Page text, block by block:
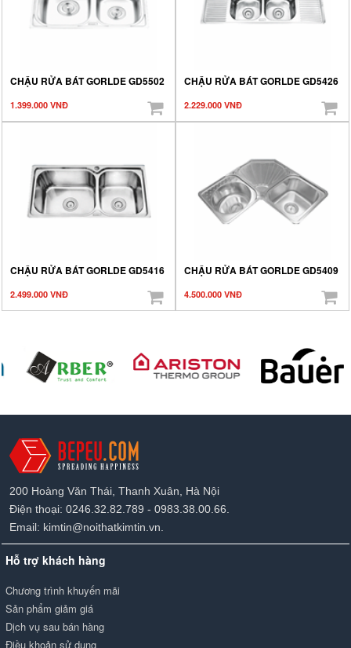
CHẬU RỬA BÁT GORLDE GD5502
1.399.000 VNĐ
CHẬU RỬA BÁT GORLDE GD5426
2.229.000 VNĐ
CHẬU RỬA BÁT GORLDE GD5416
2.499.000 VNĐ
CHẬU RỬA BÁT GORLDE GD5409
4.500.000 VNĐ
200 Hoàng Văn Thái, Thanh Xuân, Hà Nội
Điện thoại: 0246.32.82.789 - 0983.38.00.66.
Email: kimtin@noithatkimtin.vn.
Hỗ trợ khách hàng
Chương trình khuyến mãi
Sản phẩm giảm giá
Dịch vụ sau bán hàng
Điều khoản sử dụng